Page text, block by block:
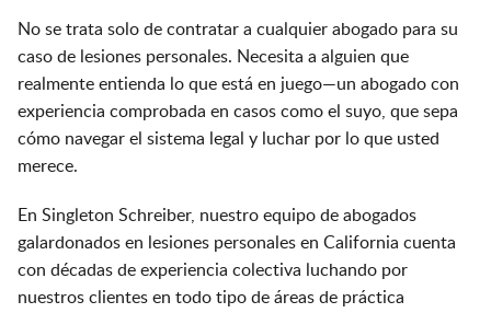
No se trata solo de contratar a cualquier abogado para su
caso de lesiones personales. Necesita a alguien que
realmente entienda lo que está en juego—un abogado con
experiencia comprobada en casos como el suyo, que sepa
cómo navegar el sistema legal y luchar por lo que usted
merece.
En Singleton Schreiber, nuestro equipo de abogados
galardonados en lesiones personales en California cuenta
con décadas de experiencia colectiva luchando por
nuestros clientes en todo tipo de áreas de práctica